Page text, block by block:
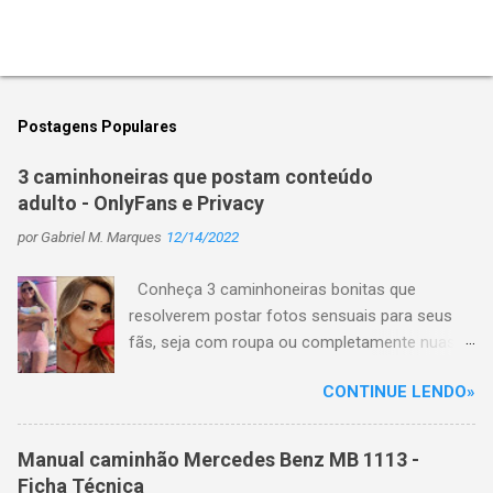
Postagens Populares
3 caminhoneiras que postam conteúdo
adulto - OnlyFans e Privacy
porGabriel M. Marques 12/14/2022
Conheça 3 caminhoneiras bonitas que
resolverem postar fotos sensuais para seus
fãs, seja com roupa ou completamente nuas
OnlyFans e Privacy e hoje faturam uma grana
alta. Com a ascensão da internet em todo o
mundo, está cada vez mais comum que todos
CONTINUE LENDO»
Manual caminhão Mercedes Benz MB 1113 -
Ficha Técnica